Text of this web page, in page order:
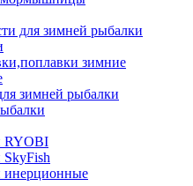
для зимней рыбалки
зимние
зимней рыбалки
RYOBI
инерционные